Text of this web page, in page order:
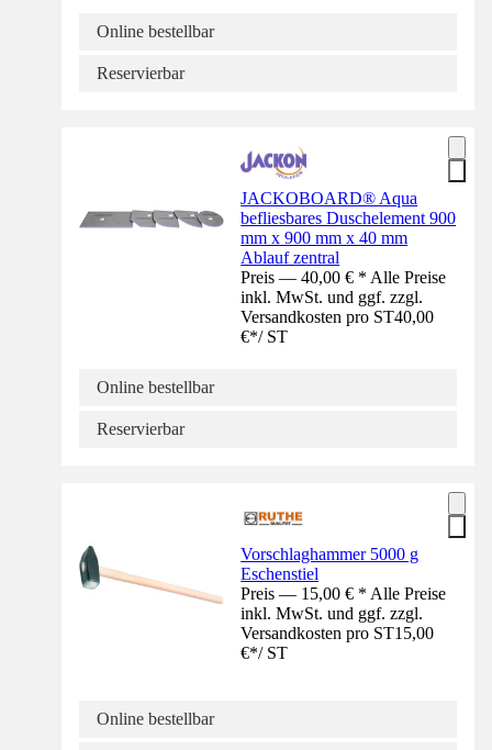
Online bestellbar
Reservierbar
JACKOBOARD® Aqua
befliesbares Duschelement 900
mm x 900 mm x 40 mm
Ablauf zentral
Preis — 40,00 € * Alle Preise
inkl. MwSt. und ggf. zzgl.
Versandkosten pro ST40,00
€*/ ST
Online bestellbar
Reservierbar
Vorschlaghammer 5000 g
Eschenstiel
Preis — 15,00 € * Alle Preise
inkl. MwSt. und ggf. zzgl.
Versandkosten pro ST15,00
€*/ ST
Online bestellbar